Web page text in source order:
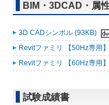
BIM・3DCAD・属
3D CADシンボル (93KB)
Revitファミリ 【50Hz専用
Revitファミリ 【60Hz専用
試験成績書